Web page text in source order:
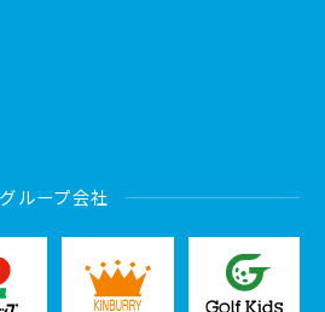
グループ会社